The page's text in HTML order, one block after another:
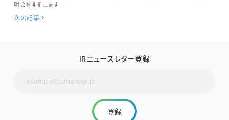
明会を開催します
次の記事
IRニュースレター登録